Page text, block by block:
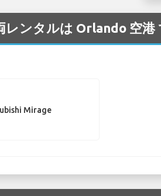
ンタルは Orlando 空港
Mirage